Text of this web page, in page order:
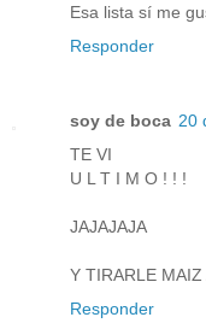
Esa lista sí me
Responder
soy de boca 20
TE VI
U L T I M O ! ! !
JAJAJAJA
Y TIRARLE
Responder